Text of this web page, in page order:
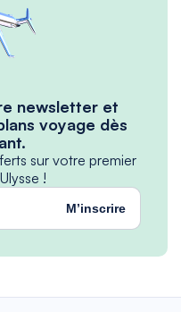
newsletter et
voyage dès
sur votre premier
!
M’inscrire